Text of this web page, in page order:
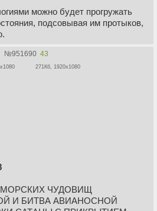
можно будет прогружать
подсовывая им протыков,
№951690 43
271Кб, 1920x1080
ЧУДОВИЩ
И БИТВА АВИАНОСНОЙ